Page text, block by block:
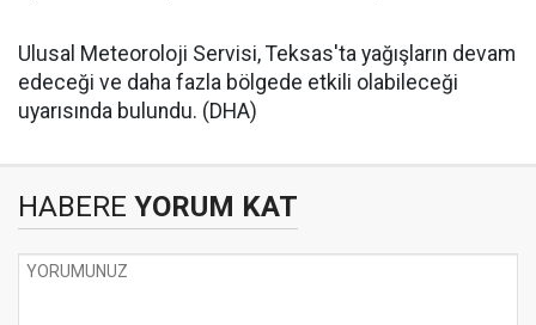
Ulusal Meteoroloji Servisi, Teksas'ta yağışların devam
edeceği ve daha fazla bölgede etkili olabileceği
uyarısında bulundu. (DHA)
HABERE YORUM KAT